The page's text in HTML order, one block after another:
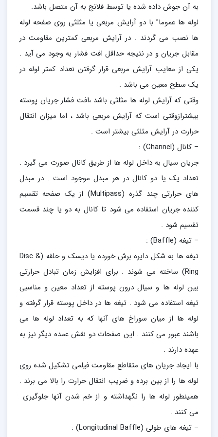
به آن جوش داده شده یا توسط فلانج به آن متصل باشد.
لوله ها عموما” با دو آرایش مربعی یا مثلثی روی صفحه لوله
ها نصب می گردند . در آرایش مربعی کمترین مقاومت در
مقابل جریان و در نتیجه حداقل افت فشار به وجود می آید .
یکی از معایب آرایش مربعی قرار گرفتن نعداد کمتر لوله در
یک سطح معین می باشد .
وقتی که آرایش لوله ها مثلثی باشد ،افت فشار جریان پوسته
بیشترازوقتی است که آرایش مربعی باشد ، اما میزان انتقال
حرارت در آرایش مثلثی بیشتر است .
– کانال (Channel) :
جریان سیال به داخل لوله ها از طریق کانال صورت می گیرد .
تعداد یک یا دو کانال در هر مبدل موجود است . در مبدل
های حرارتی چند گذره (Multipass) از یک صفحه تقسیم
کننده جریان استفاده می شود تا کانال به دو یا چند قسمت
تقسیم شود .
– تیغه (Baffle) :
تیغه ها به شکل دایره برش خورده یا دیسک و حلقه (Disc &
Ring) ساخته می شوند . برای افزایش زمان تبادل حرارتی
بین لوله ها و سیال درون پوسته از تعداد معین و مناسبی
تیغه استفاده می شود . تیغه ها در داخل پوسته قرار گرفته و
لوله ها از میان سوراخ های آنها که به تعداد لوله ها می
باشند عبور می کنند . این صفحات دو نقش عمده دیگر نیز به
عهده دارند .
با ایجاد جریان های متقاطع مقاومت فیلمی تشکیل شده روی
لوله ها را از بین برده و ضریب انتقال حرارت را بالا می برند .
همینطور لوله ها را نگهداشته و از خم شدن آنها جلوگیری
می کنند .
– تیغه های طولی (Longitudinal Baffle) :